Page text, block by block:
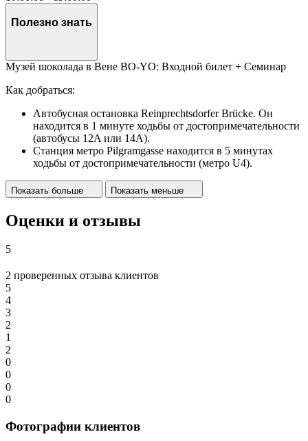
Полезно знать
Музей шоколада в Вене BO-YO: Входной билет + Семинар
Как добраться:
Автобусная остановка Reinprechtsdorfer Brücke. Он
находится в 1 минуте ходьбы от достопримечательности
(автобусы 12A или 14A).
Станция метро Pilgramgasse находится в 5 минутах
ходьбы от достопримечательности (метро U4).
Показать больше Показать меньше
Оценки и отзывы
5
2 проверенных отзыва клиентов
5
4
3
2
1
2
0
0
0
0
Фотографии клиентов